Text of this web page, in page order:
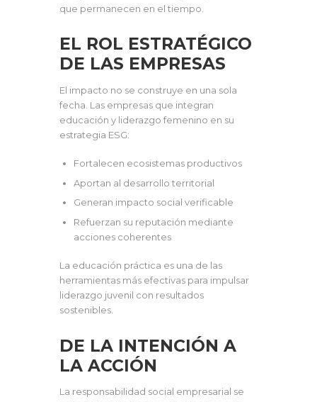
que permanecen en el tiempo.
EL ROL ESTRATÉGICO
DE LAS EMPRESAS
El impacto no se construye en una sola
fecha. Las empresas que integran
educación y liderazgo femenino en su
estrategia ESG:
Fortalecen ecosistemas productivos
Aportan al desarrollo territorial
Generan impacto social verificable
Refuerzan su reputación mediante
acciones coherentes
La educación práctica es una de las
herramientas más efectivas para impulsar
liderazgo juvenil con resultados
sostenibles.
DE LA INTENCIÓN A
LA ACCIÓN
La responsabilidad social empresarial se